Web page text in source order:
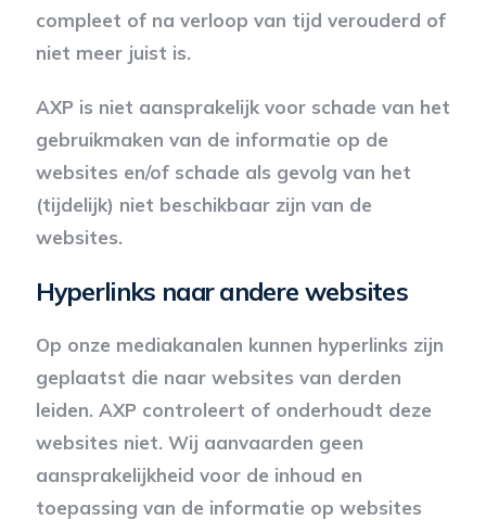
compleet of na verloop van tijd verouderd of
niet meer juist is.
AXP is niet aansprakelijk voor schade van het
gebruikmaken van de informatie op de
websites en/of schade als gevolg van het
(tijdelijk) niet beschikbaar zijn van de
websites.
Hyperlinks naar andere websites
Op onze mediakanalen kunnen hyperlinks zijn
geplaatst die naar websites van derden
leiden. AXP controleert of onderhoudt deze
websites niet. Wij aanvaarden geen
aansprakelijkheid voor de inhoud en
toepassing van de informatie op websites